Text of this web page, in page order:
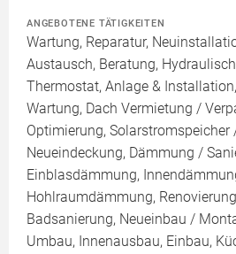
ANGEBOTENE TÄTIGKEITEN
Wartung, Reparatur,
Austausch, Beratung,
Thermostat, Anlage &
Wartung, Dach Vermietung /
Optimierung, Solarstromspeicher
Neueindeckung, Dämmung /
Einblasdämmung,
Hohlraumdämmung,
Badsanierung, Neueinbau /
Umbau, Innenausbau, Einbau,